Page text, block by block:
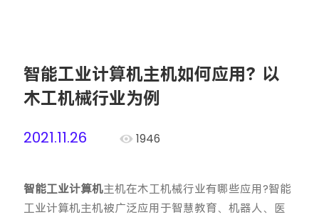
智能工业计算机主机如何应用？以
木工机械行业为例
2021.11.26
1946
智能工业计算机主机在木工机械行业有哪些应用?智能
工业计算机主机被广泛应用于智慧教育、机器人、医